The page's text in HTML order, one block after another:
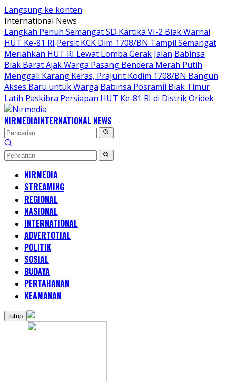
Langsung ke konten
International News
Langkah Penuh Semangat SD Kartika VI-2 Biak Warnai
HUT Ke-81 RI Persit KCK Dim 1708/BN Tampil Semangat
Meriahkan HUT RI Lewat Lomba Gerak Jalan Babinsa
Biak Barat Ajak Warga Pasang Bendera Merah Putih
Menggali Karang Keras, Prajurit Kodim 1708/BN Bangun
Akses Baru untuk Warga Babinsa Posramil Biak Timur
Latih Paskibra Persiapan HUT Ke-81 RI di Distrik Oridek
NIRMEDIAINTERNATIONAL NEWS
NIRMEDIA
STREAMING
REGIONAL
NASIONAL
INTERNATIONAL
ADVERTOTIAL
POLITIK
SOSIAL
BUDAYA
PERTAHANAN
KEAMANAN
tutup